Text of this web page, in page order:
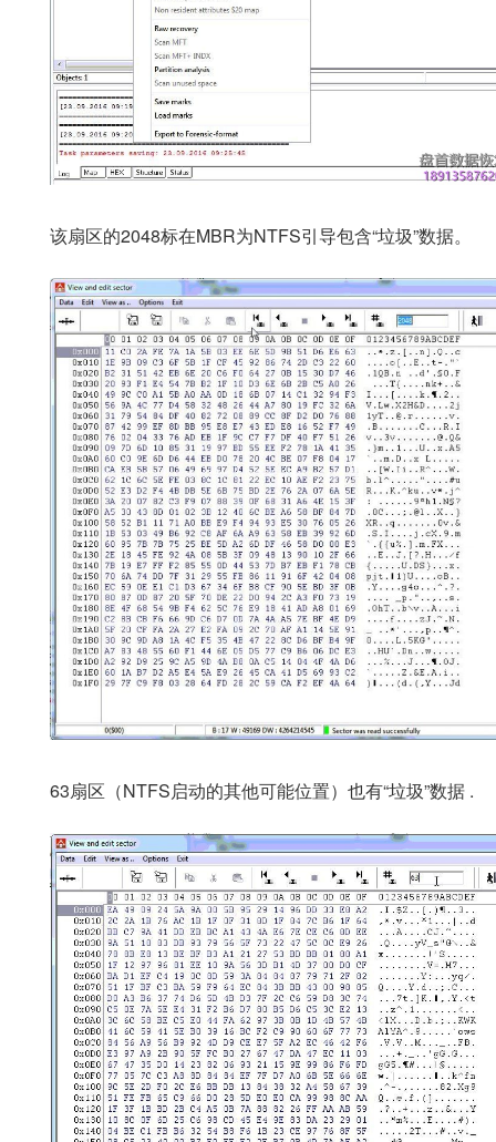
该扇区的2048标在MBR为NTFS引导包含“垃圾”数据。
63扇区（NTFS启动的其他可能位置）也有“垃圾”数据 .